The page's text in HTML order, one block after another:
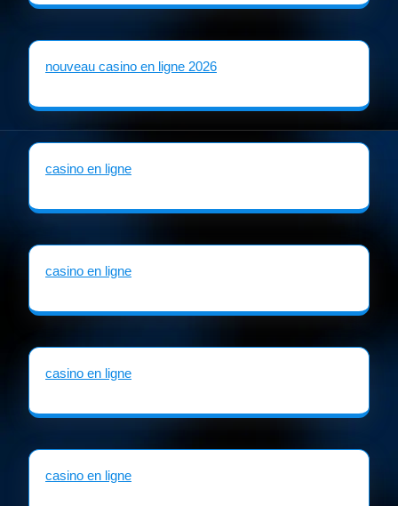
nouveau casino en ligne 2026
casino en ligne
casino en ligne
casino en ligne
casino en ligne